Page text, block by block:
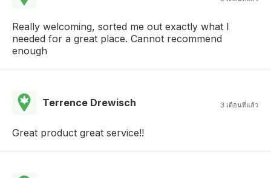
Really welcoming, sorted me out exactly what I
needed for a great place. Cannot recommend
enough
Terrence Drewisch 3 เดือนที่แล้ว
Great product great service!!